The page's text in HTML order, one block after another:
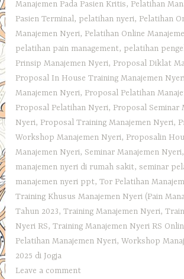
Manajemen Pada Pasien Kritis, Pelatihan
Pasien Terminal, pelatihan nyeri, Pelatihan
Manajemen Nyeri, Pelatihan Online
pelatihan pain management, pelatihan
Prinsip Manajemen Nyeri, Proposal Diklat
Proposal In House Training Manajemen
Manajemen Nyeri, Proposal Pelatihan
Proposal Pelatihan Nyeri, Proposal Seminar
Nyeri, Proposal Training Manajemen Nyeri,
Workshop Manajemen Nyeri, Proposalin
Manajemen Nyeri, Seminar Manajemen Nyeri
manajemen nyeri di rumah sakit,seminar
manajemen nyeri ppt,Tor Pelatihan
Training Khusus Manajemen Nyeri (Pain
Tahun 2023,Training Manajemen Nyeri,
Nyeri RS,Training Manajemen Nyeri RS
Pelatihan Manajemen Nyeri,Workshop
2025 di Jogja
Leave a comment